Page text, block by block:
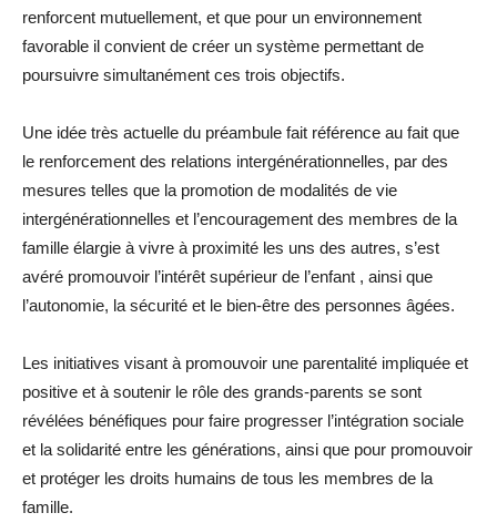
renforcent mutuellement, et que pour un environnement
favorable il convient de créer un système permettant de
poursuivre simultanément ces trois objectifs.
Une idée très actuelle du préambule fait référence au fait que
le renforcement des relations intergénérationnelles, par des
mesures telles que la promotion de modalités de vie
intergénérationnelles et l’encouragement des membres de la
famille élargie à vivre à proximité les uns des autres, s’est
avéré promouvoir l’intérêt supérieur de l’enfant , ainsi que
l’autonomie, la sécurité et le bien-être des personnes âgées.
Les initiatives visant à promouvoir une parentalité impliquée et
positive et à soutenir le rôle des grands-parents se sont
révélées bénéfiques pour faire progresser l’intégration sociale
et la solidarité entre les générations, ainsi que pour promouvoir
et protéger les droits humains de tous les membres de la
famille.